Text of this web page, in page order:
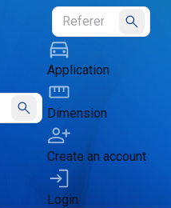
Submit
Submit
Application
Dimension
Create an account
Login